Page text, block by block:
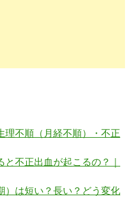
理不順（月経不順）・不正
不正出血が起こるの？｜
）は短い？長い？どう変化